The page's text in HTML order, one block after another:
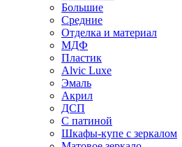
Большие
Средние
Отделка и материал
МДФ
Пластик
Alvic Luxe
Эмаль
Акрил
ДСП
С патиной
Шкафы-купе с зеркалом